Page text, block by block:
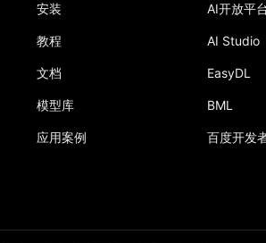
安装
教程
文档
模型库
应用案例
AI开放平
AI Studio
EasyDL
BML
百度开发